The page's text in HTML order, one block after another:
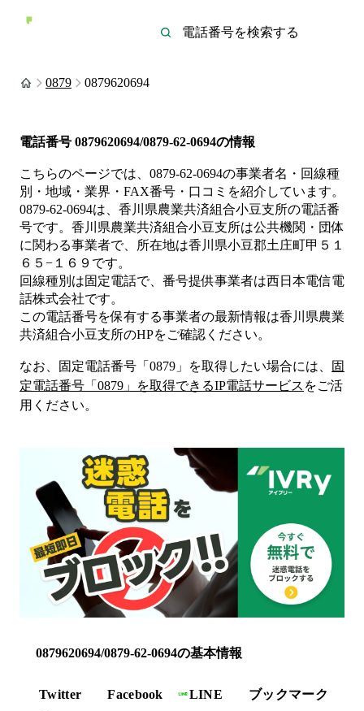
0879 0879620694
電話番号 0879620694/0879-62-0694の情報
こちらのページでは、 0879-62-0694の事業者名・回線種
別・地域・業界・FAX番号・口コミを紹介しています。
0879-62-0694は、 香川県農業共済組合小豆支所の電話番
号です。 香川県農業共済組合小豆支所は公共機関・団体
に関わる事業者で、所在地は香川県小豆郡土庄町甲５１
６５−１６９ です。
回線種別は固定電話で、番号提供事業者は西日本電信電
話株式会社です。
この電話番号を保有する事業者の最新情報は香川県農業
共済組合小豆支所のHPをご確認ください。
なお、固定電話番号「 0879 」を取得したい場合には、
固
定電話番号「 0879 」を取得できるIP電話サービス をご活
用ください。
0879620694/0879-62-0694の基本情報
Twitter Facebook LINE
ブックマーク